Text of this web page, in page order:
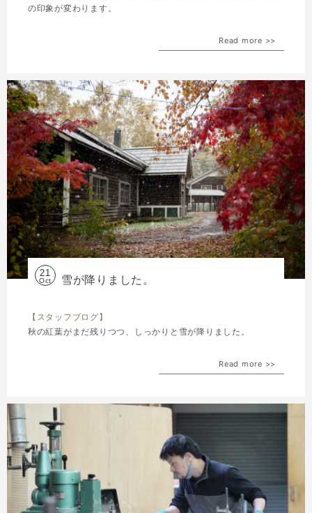
の印象が変わります。
Read more >>
21
Oct 雪が降りました。
【スタッフブログ】
秋の紅葉がまだ残りつつ、しっかりと雪が降りました。
Read more >>